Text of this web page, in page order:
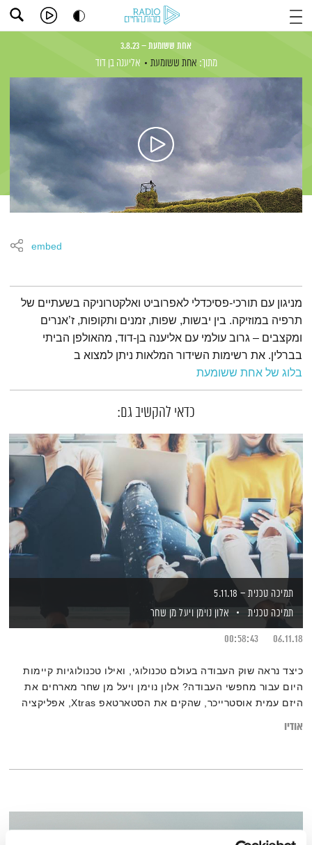
אחת ששומעת – 3.8.23
מתוך: אחת ששומעת אליענה בן דוד
embed
תמצית הפודקאסט
מניגון עם תורכי-פסיכדלי לאפרוביט ואלקטרוניקה בשעתיים של
תרפיה במוזיקה. בין יבשות, שפות, זמנים ותקופות, ז’אנרים
ומקצבים – גרוב עולמי עם אליענה בן-דוד, מהאולפן הביתי
בברלין. את רשימות השידור המלאות ניתן למצוא ב
בלוג של אחת ששומעת
כדאי להקשיב גם:
תמיכה טכנית – 5.11.18
תמיכה טכנית
אלון נוימן ויעל מן שחר
06.11.18
00:58:43
כיצד נראה שוק העבודה בעולם טכנולוגי, ואילו טכנולוגיות קיימות
היום עבור מחפשי העבודה? אלון נוימן ויעל מן שחר מארחים את
היזם עמית אוסטרייכר, שהקים את הסטארטאפ Xtras, אפליקציה
אודיו